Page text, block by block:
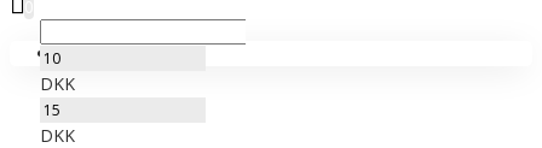
Ingen produkter
DKK
DKK